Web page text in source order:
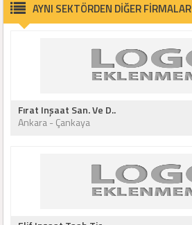
AYNI SEKTÖRDEN DİĞER FİRMALAR
Fırat Inşaat San. Ve D..
Ankara - Çankaya